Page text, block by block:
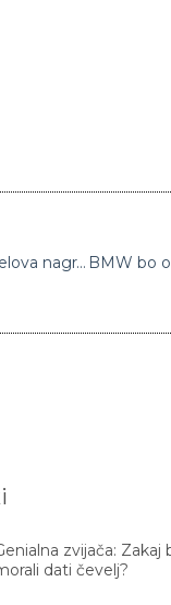
Najmlajša Nobelova nagrajenka za mir Malala diplomirala na Oxfordu
zvijača: Zakaj
dati čevelj?